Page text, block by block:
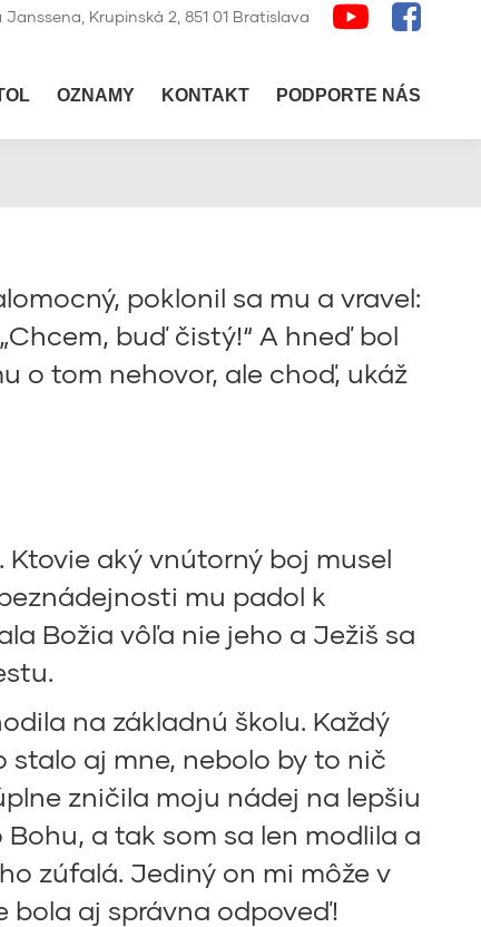
Krupinská 2, 851 01 Bratislava
OZNAMY KONTAKT PODPORTE NÁS
poklonil sa mu a vravel:
buď čistý!“ A hneď bol
o tom nehovor, ale choď, ukáž
aký vnútorný boj musel
mu padol k
Božia vôľa nie jeho a Ježiš sa
na základnú školu. Každý
aj mne, nebolo by to nič
zničila moju nádej na lepšiu
a tak som sa len modlila a
zúfalá. Jediný on mi môže v
bola aj správna odpoveď!